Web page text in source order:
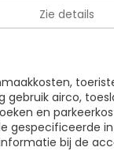
Zie details
gebruik airco,
en
gespecificeerde
bij de